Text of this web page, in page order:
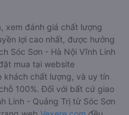
xem đánh giá chất lượng
lợi cao nhất, được hưởng
Sóc Sơn - Hà Nội Vĩnh Linh
mua tại website
khách chất lượng, và uy tín
100%. Đối với bất cứ giao
Linh - Quảng Trị từ Sóc Sơn